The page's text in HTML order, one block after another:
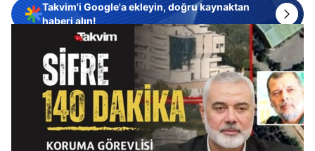
Takvim'i Google'a ekleyin, doğru kaynaktan
haberi alın!